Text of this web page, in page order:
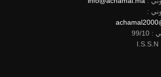
:
10
I.S.S.N